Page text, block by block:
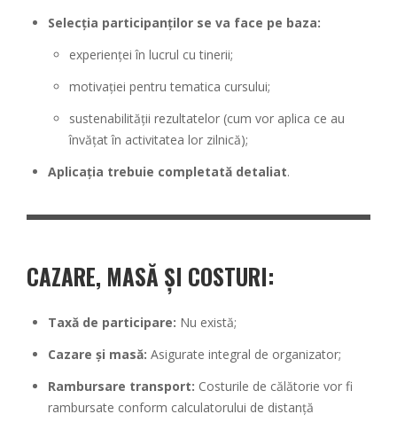
Selecția participanților se va face pe baza:
experienței în lucrul cu tinerii;
motivației pentru tematica cursului;
sustenabilității rezultatelor (cum vor aplica ce au
învățat în activitatea lor zilnică);
Aplicația trebuie completată detaliat.
CAZARE, MASĂ ȘI COSTURI:
Taxă de participare: Nu există;
Cazare și masă: Asigurate integral de organizator;
Rambursare transport: Costurile de călătorie vor fi
rambursate conform calculatorului de distanță